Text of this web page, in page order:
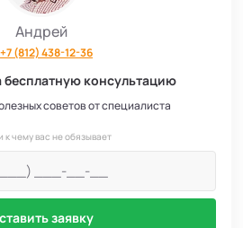
Андрей
+7 (812) 438-12-36
бесплатную консультацию
советов от специалиста
к чему вас не обязывает
заявку